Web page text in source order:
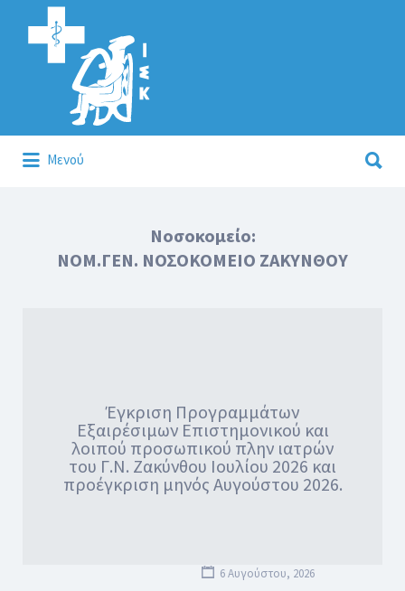
Αναζήτηση
για:
Μενού
για:
Νοσοκομείο:
ΝΟΜ.ΓΕΝ. ΝΟΣΟΚΟΜΕΙΟ ΖΑΚΥΝΘΟΥ
Έγκριση Προγραμμάτων
Εξαιρέσιμων Επιστημονικού και
λοιπού προσωπικού πλην ιατρών
του Γ.Ν. Ζακύνθου Ιουλίου 2026 και
προέγκριση μηνός Αυγούστου 2026.
6 Αυγούστου, 2026